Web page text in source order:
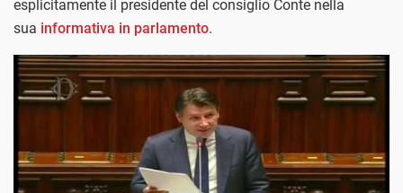
esplicitamente il presidente del consiglio Conte nella
sua informativa in parlamento.